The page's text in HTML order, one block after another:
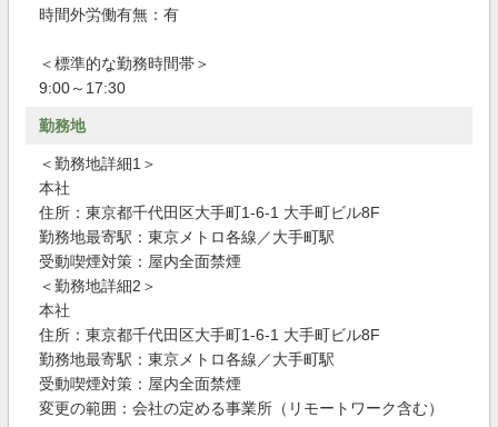
時間外労働有無：有
＜標準的な勤務時間帯＞
9:00～17:30
勤務地
＜勤務地詳細1＞
本社
住所：東京都千代田区大手町1-6-1 大手町ビル8F
勤務地最寄駅：東京メトロ各線／大手町駅
受動喫煙対策：屋内全面禁煙
＜勤務地詳細2＞
本社
住所：東京都千代田区大手町1-6-1 大手町ビル8F
勤務地最寄駅：東京メトロ各線／大手町駅
受動喫煙対策：屋内全面禁煙
変更の範囲：会社の定める事業所（リモートワーク含む）